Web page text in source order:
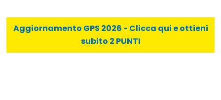
Aggiornamento GPS 2026 - Clicca qui e ottieni
subito 2 PUNTI